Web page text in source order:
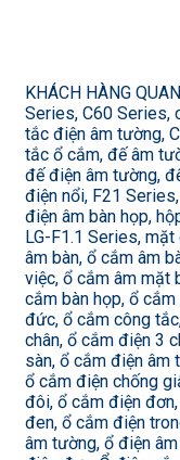
KHÁCH HÀNG
Series, C60 Series,
tắc điện âm tường,
tắc ổ cắm, đế âm
đế điện âm tường,
điện nổi, F21
điện âm bàn họp,
LG-F1.1 Series,
âm bàn, ổ cắm âm
việc, ổ cắm âm mặt
cắm bàn họp, ổ
đức, ổ cắm công
chân, ổ cắm điện 3
sàn, ổ cắm điện âm
ổ cắm điện chống
đôi, ổ cắm điện
đen, ổ cắm điện
âm tường, ổ điện